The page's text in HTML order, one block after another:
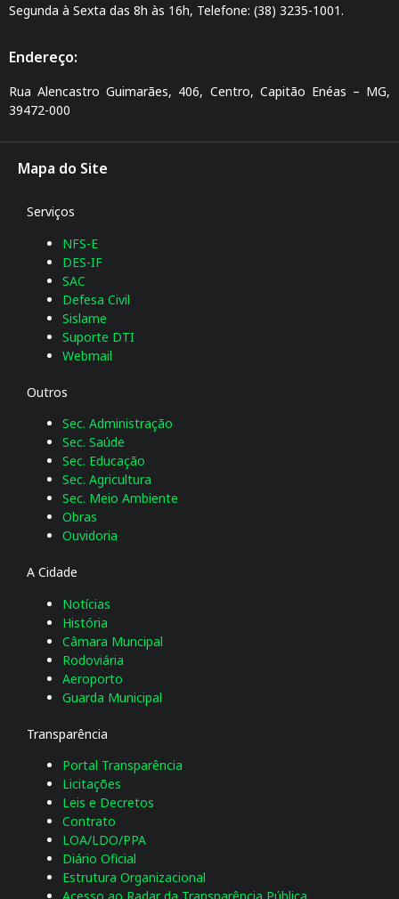
Segunda à Sexta das 8h às 16h, Telefone: (38) 3235-1001.
Endereço:
Rua Alencastro Guimarães, 406, Centro, Capitão Enéas – MG,
39472-000
Mapa do Site
A Cidade
Notícias
História
Câmara Muncipal
Rodoviária
Aeroporto
Guarda Municipal
Transparência
Portal Transparência
Licitações
Leis e Decretos
Contrato
LOA/LDO/PPA
Diário Oficial
Estrutura Organizacional
Serviços
NFS-E
DES-IF
SAC
Defesa Civil
Sislame
Suporte DTI
Webmail
Outros
Sec. Administração
Sec. Saúde
Sec. Educação
Sec. Agricultura
Sec. Meio Ambiente
Obras
Ouvidoria